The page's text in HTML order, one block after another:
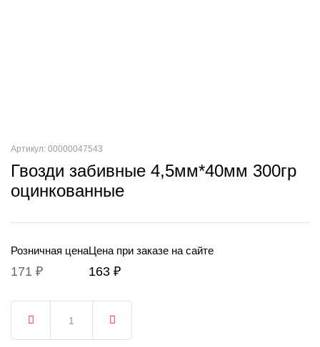
Артикул: 00000047543
Гвозди забивные 4,5мм*40мм 300гр
оцинкованные
Розничная цена
171 ₽
Цена при заказе на сайте
163 ₽